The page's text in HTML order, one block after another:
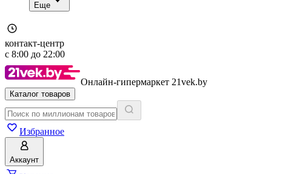
Еще
контакт-центр
с 8:00 до 22:00
Онлайн-гипермаркет 21vek.by
Каталог товаров
Избранное
Аккаунт